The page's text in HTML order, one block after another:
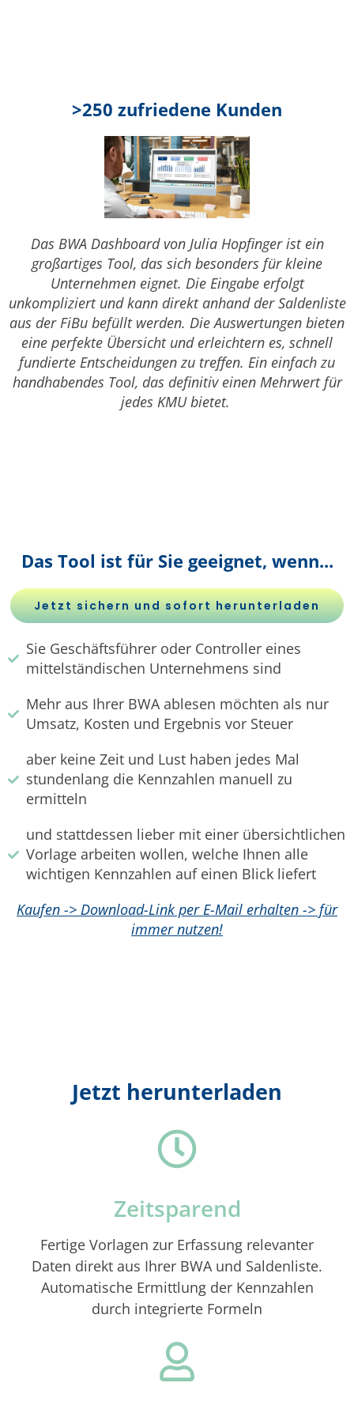
>250 zufriedene Kunden
Das BWA Dashboard von Julia Hopfinger ist ein
großartiges Tool, das sich besonders für kleine
Unternehmen eignet. Die Eingabe erfolgt
unkompliziert und kann direkt anhand der Saldenliste
aus der FiBu befüllt werden. Die Auswertungen bieten
eine perfekte Übersicht und erleichtern es, schnell
fundierte Entscheidungen zu treffen. Ein einfach zu
handhabendes Tool, das definitiv einen Mehrwert für
jedes KMU bietet.
Das Tool ist für Sie geeignet, wenn...
Jetzt sichern und sofort herunterladen
Sie Geschäftsführer oder Controller eines
mittelständischen Unternehmens sind
Mehr aus Ihrer BWA ablesen möchten als nur
Umsatz, Kosten und Ergebnis vor Steuer
aber keine Zeit und Lust haben jedes Mal
stundenlang die Kennzahlen manuell zu
ermitteln
und stattdessen lieber mit einer übersichtlichen
Vorlage arbeiten wollen, welche Ihnen alle
wichtigen Kennzahlen auf einen Blick liefert
Kaufen -> Download-Link per E-Mail erhalten -> für
immer nutzen!
Jetzt herunterladen
Zeitsparend
Fertige Vorlagen zur Erfassung relevanter
Daten direkt aus Ihrer BWA und Saldenliste.
Automatische Ermittlung der Kennzahlen
durch integrierte Formeln